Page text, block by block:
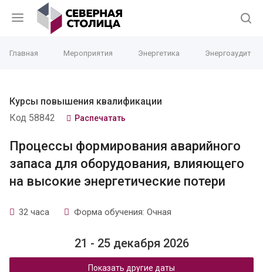
Главная Мероприятия Энергетика Энергоаудит
Курсы повышения квалификации
Код 58842
Распечатать
Процессы формирования аварийного
запаса для оборудования, влияющего
на высокие энергетические потери
32 часа Форма обучения: Очная
21 - 25 декабря 2026
Показать другие даты